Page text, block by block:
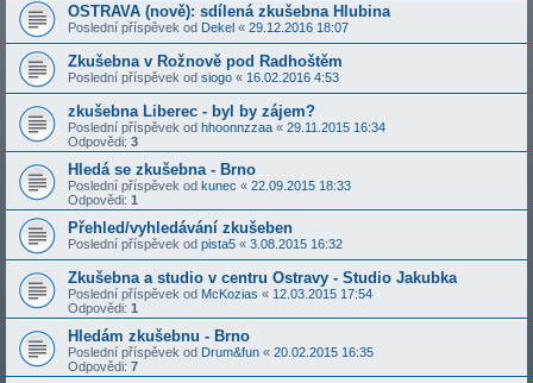
OSTRAVA (nově): sdílená zkušebna Hlubina
Poslední příspěvek od Dekel « 29.12.2016 18:07
Zkušebna v Rožnově pod Radhoštěm
Poslední příspěvek od siogo « 16.02.2016 4:53
zkušebna Liberec - byl by zájem?
Poslední příspěvek od hhoonnzzaa « 29.11.2015 16:34
Odpovědi: 3
Hledá se zkušebna - Brno
Poslední příspěvek od kunec « 22.09.2015 18:33
Odpovědi: 1
Přehled/vyhledávání zkušeben
Poslední příspěvek od pista5 « 3.08.2015 16:32
Zkušebna a studio v centru Ostravy - Studio Jakubka
Poslední příspěvek od McKozias « 12.03.2015 17:54
Odpovědi: 1
Hledám zkušebnu - Brno
Poslední příspěvek od Drum&fun « 20.02.2015 16:35
Odpovědi: 7